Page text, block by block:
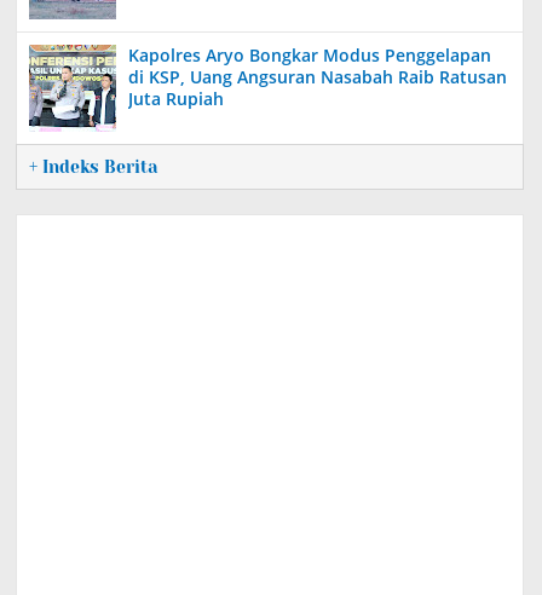
Kapolres Aryo Bongkar Modus Penggelapan
di KSP, Uang Angsuran Nasabah Raib Ratusan
Juta Rupiah
+ Indeks Berita